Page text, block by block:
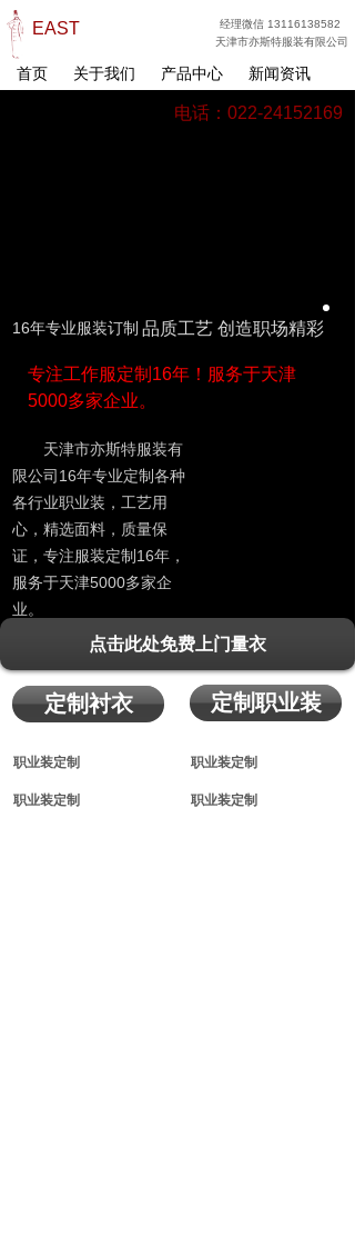
EAST
经理微信 13116138582
天津市亦斯特服装有限公司
首页 关于我们 产品中心 新闻资讯
电话：022-24152169
品质工艺 创造职场精彩
16年专业服装订制
专注工作服定制16年！服务于天津
5000多家企业。
天津市亦斯特服装有
限公司16年专业定制各种
各行业职业装，工艺用
心，精选面料，质量保
证，专注服装定制16年，
服务于天津5000多家企
业。
点击此处免费上门量衣
定制职业装
定制衬衣
职业装定制 职业装定制
职业装定制 职业装定制